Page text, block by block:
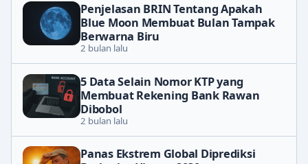
Penjelasan BRIN Tentang Apakah
Blue Moon Membuat Bulan Tampak
Berwarna Biru
2 bulan lalu
5 Data Selain Nomor KTP yang
Membuat Rekening Bank Rawan
Dibobol
2 bulan lalu
Panas Ekstrem Global Diprediksi